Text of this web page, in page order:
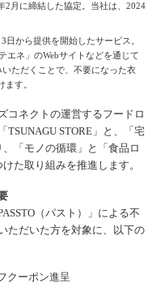
2月に締結した協定。当社は、2024
日から提供を開始したサービス。
エネ」のWebサイトなどを通じて
いただくことで、不要になった衣
ます。
コネクトの運営するフードロ
TSUNAGU STORE」と、「宅
「モノの循環」と「食品ロ
た取り組みを推進します。
（パスト）」による不
ただいた方を対象に、以下の
クーポン進呈